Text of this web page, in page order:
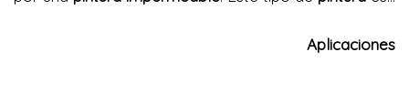
y otras condiciones climáticas pueden causar en las
Aplicaciones